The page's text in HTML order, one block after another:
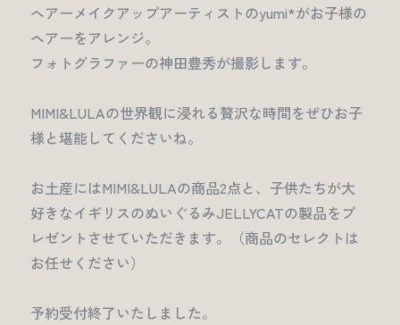
ヘアーメイクアップアーティストのyumi*がお子様の
ヘアーをアレンジ。
フォトグラファーの神田豊秀が撮影します。
MIMI&LULAの世界観に浸れる贅沢な時間をぜひお子
様と堪能してくださいね。
お土産にはMIMI&LULAの商品2点と、子供たちが大
好きなイギリスのぬいぐるみJELLYCATの製品をプ
レゼントさせていただきます。（商品のセレクトは
お任せください）
予約受付終了いたしました。